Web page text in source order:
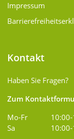
Impressum
Kontakt
Haben Sie Fragen?
Zum
Mo-Fr
Sa